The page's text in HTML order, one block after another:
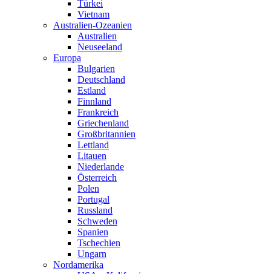
Türkei
Vietnam
Australien-Ozeanien
Australien
Neuseeland
Europa
Bulgarien
Deutschland
Estland
Finnland
Frankreich
Griechenland
Großbritannien
Lettland
Litauen
Niederlande
Österreich
Polen
Portugal
Russland
Schweden
Spanien
Tschechien
Ungarn
Nordamerika